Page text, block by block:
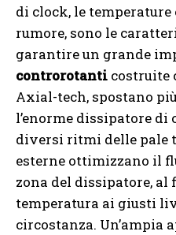
di clock, le
rumore, sono le
garantire un grande
controrotanti costruite
Axial-tech, spostano
l’enorme dissipatore di
diversi ritmi delle pale
esterne ottimizzano il
zona del dissipatore, al
temperatura ai giusti
circostanza. Un’ampia